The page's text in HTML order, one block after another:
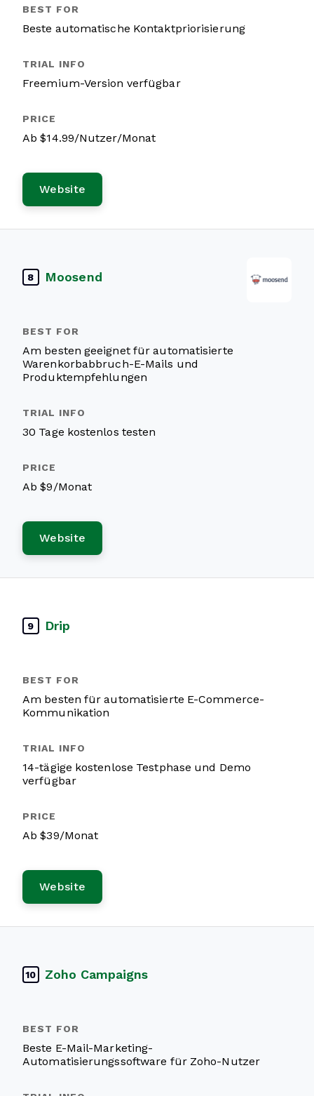
Beste automatische Kontaktpriorisierung
Freemium-Version verfügbar
Ab $14.99/Nutzer/Monat
Website
8 Moosend
Am besten geeignet für automatisierte
Warenkorbabbruch-E-Mails und
Produktempfehlungen
30 Tage kostenlos testen
Ab $9/Monat
Website
9 Drip
Am besten für automatisierte E-Commerce-
Kommunikation
14-tägige kostenlose Testphase und Demo
verfügbar
Ab $39/Monat
Website
10 Zoho Campaigns
Beste E-Mail-Marketing-
Automatisierungssoftware für Zoho-Nutzer